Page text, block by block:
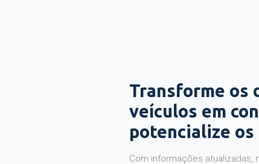
Transforme os
veículos em
potencialize
Com informações atualizadas,